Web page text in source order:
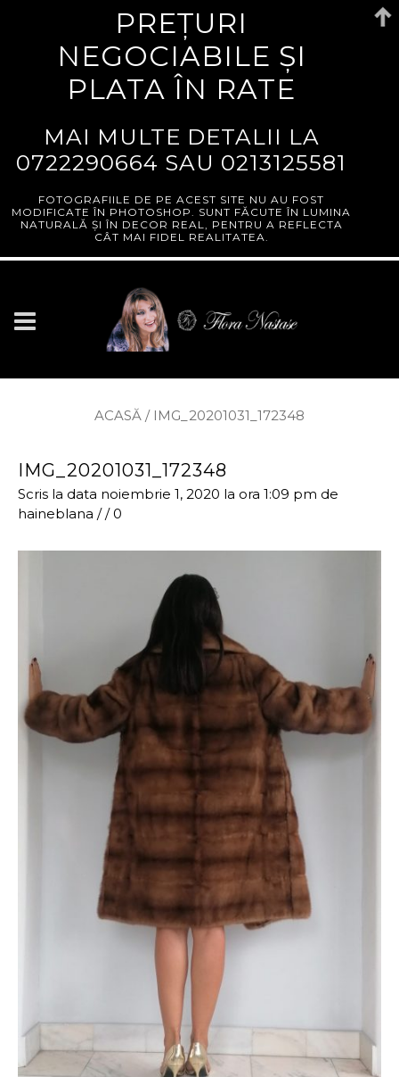
ACASĂ / IMG_20201031_172348
IMG_20201031_172348
Scris la data noiembrie 1, 2020 la ora 1:09 pm de
haineblana //0
PREȚURI
NEGOCIABILE ȘI
PLATA ÎN RATE
MAI MULTE DETALII LA
0722290664 SAU 0213125581
FOTOGRAFIILE DE PE ACEST SITE NU AU FOST
MODIFICATE ÎN PHOTOSHOP. SUNT FĂCUTE ÎN LUMINA
NATURALĂ ȘI ÎN DECOR REAL, PENTRU A REFLECTA
CÂT MAI FIDEL REALITATEA.